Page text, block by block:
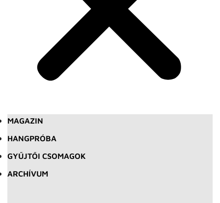
MAGAZIN
HANGPRÓBA
GYŰJTŐI CSOMAGOK
ARCHÍVUM